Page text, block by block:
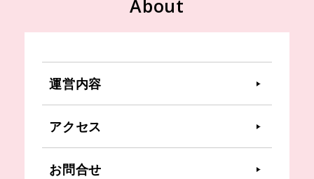
About
運営内容
アクセス
お問合せ